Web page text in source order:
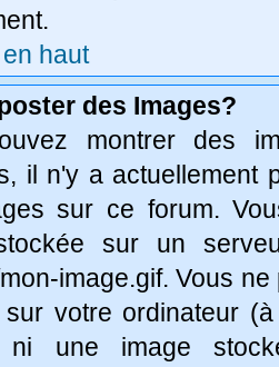
haut
des Images?
montrer des
il n'y a actuellement
sur ce forum.
sur un
image.gif. Vous
sur votre ordinateur
ni une image